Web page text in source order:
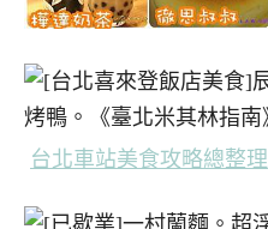
台北車站美食攻略總整理